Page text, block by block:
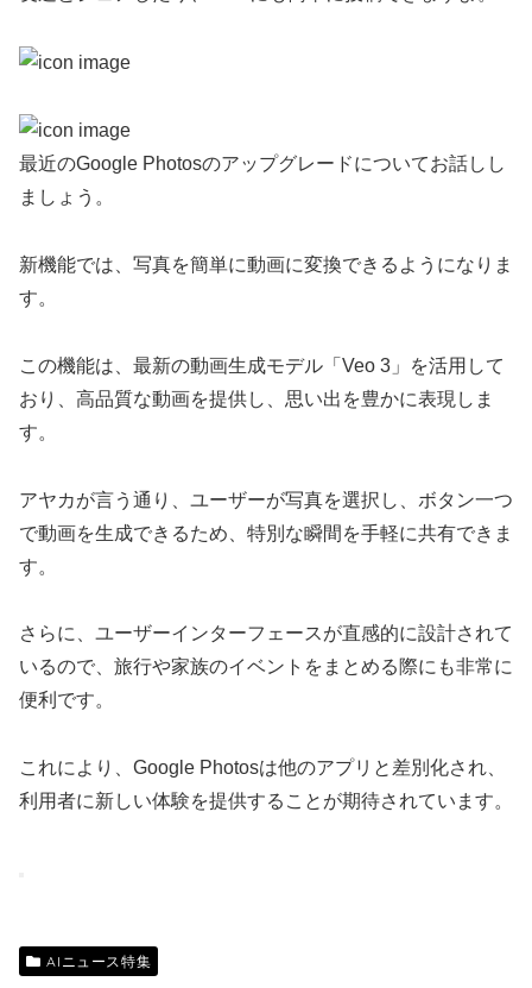
最近のGoogle Photosのアップグレードについてお話しし
ましょう。
新機能では、写真を簡単に動画に変換できるようになりま
す。
この機能は、最新の動画生成モデル「Veo 3」を活用して
おり、高品質な動画を提供し、思い出を豊かに表現しま
す。
アヤカが言う通り、ユーザーが写真を選択し、ボタン一つ
で動画を生成できるため、特別な瞬間を手軽に共有できま
す。
さらに、ユーザーインターフェースが直感的に設計されて
いるので、旅行や家族のイベントをまとめる際にも非常に
便利です。
これにより、Google Photosは他のアプリと差別化され、
利用者に新しい体験を提供することが期待されています。
AIニュース特集